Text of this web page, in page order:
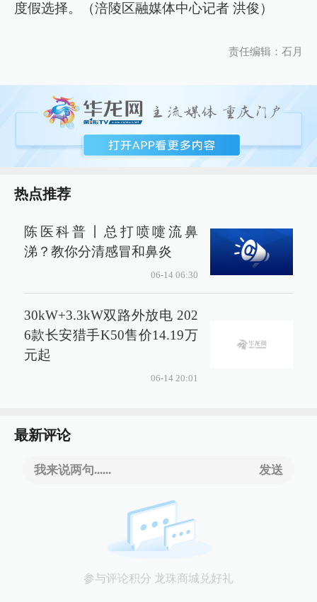
度假选择。（涪陵区融媒体中心记者 洪俊）
责任编辑：石月
热点推荐
陈医科普丨总打喷嚏流鼻
涕？教你分清感冒和鼻炎
06-14 06:30
30kW+3.3kW双路外放电 202
6款长安猎手K50售价14.19万
元起
06-14 20:01
最新评论
我来说两句...... 发送
参与评论积分 龙珠商城兑好礼